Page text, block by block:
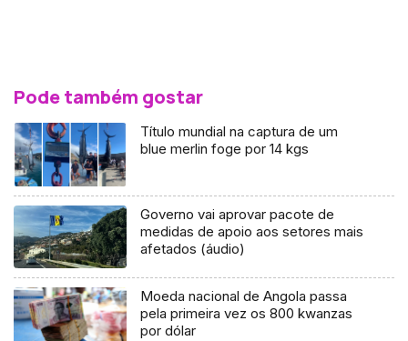
Pode também gostar
Título mundial na captura de um
blue merlin foge por 14 kgs
Governo vai aprovar pacote de
medidas de apoio aos setores mais
afetados (áudio)
Moeda nacional de Angola passa
pela primeira vez os 800 kwanzas
por dólar